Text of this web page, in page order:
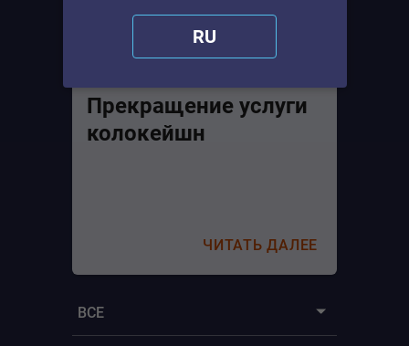
RU
Прекращение услуги
колокейшн
ЧИТАТЬ ДАЛЕЕ
ВСЕ